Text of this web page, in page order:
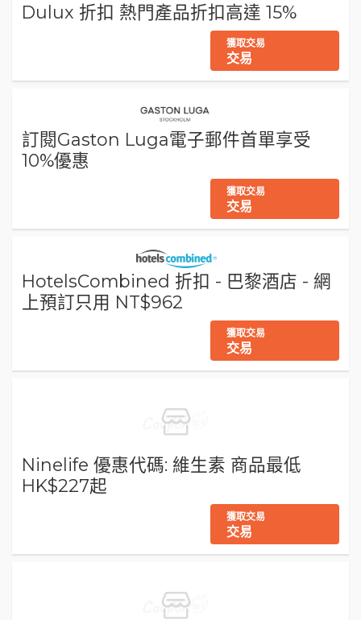
Dulux 折扣 熱門產品折扣高達 15%
獲取交易
交易
訂閱Gaston Luga電子郵件首單享受
10%優惠
獲取交易
交易
HotelsCombined 折扣 - 巴黎酒店 - 網
上預訂只用 NT$962
獲取交易
交易
Ninelife 優惠代碼: 維生素 商品最低
HK$227起
獲取交易
交易